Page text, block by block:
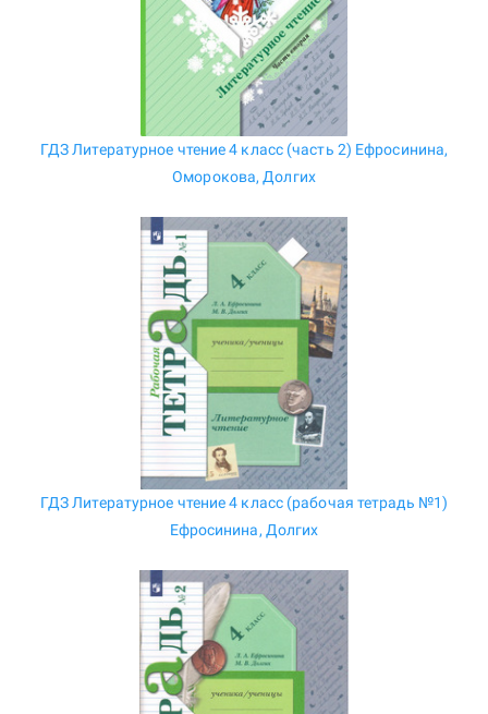
ГДЗ Литературное чтение 4 класс (часть 2) Ефросинина,
Оморокова, Долгих
ГДЗ Литературное чтение 4 класс (рабочая тетрадь №1)
Ефросинина, Долгих